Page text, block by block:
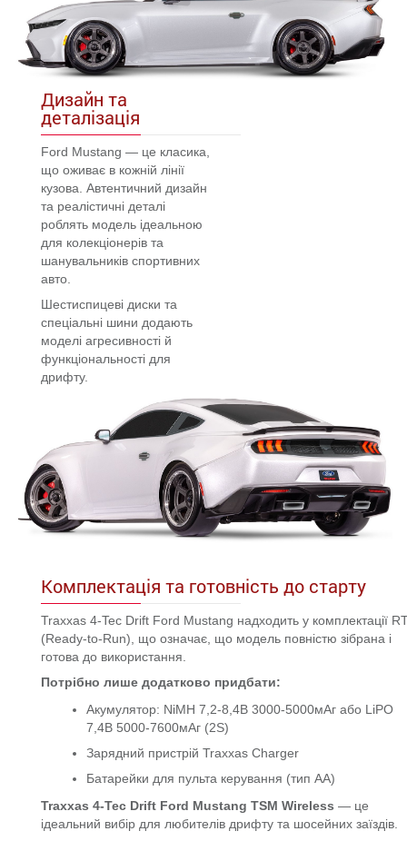
Дизайн та
деталізація
Ford Mustang — це класика,
що оживає в кожній лінії
кузова. Автентичний дизайн
та реалістичні деталі
роблять модель ідеальною
для колекціонерів та
шанувальників спортивних
авто.
Шестиспицеві диски та
спеціальні шини додають
моделі агресивності й
функціональності для
дрифту.
Комплектація та готовність до старту
Traxxas 4-Tec Drift Ford Mustang надходить у комплектації
(Ready-to-Run), що означає, що модель повністю зібрана і
готова до використання.
Потрібно лише додатково придбати:
Акумулятор: NiMH 7,2-8,4В 3000-5000мАг або LiPO
7,4В 5000-7600мАг (2S)
Зарядний пристрій Traxxas Charger
Батарейки для пульта керування (тип AA)
Traxxas 4-Tec Drift Ford Mustang TSM Wireless — це
ідеальний вибір для любителів дрифту та шосейних заїздів.